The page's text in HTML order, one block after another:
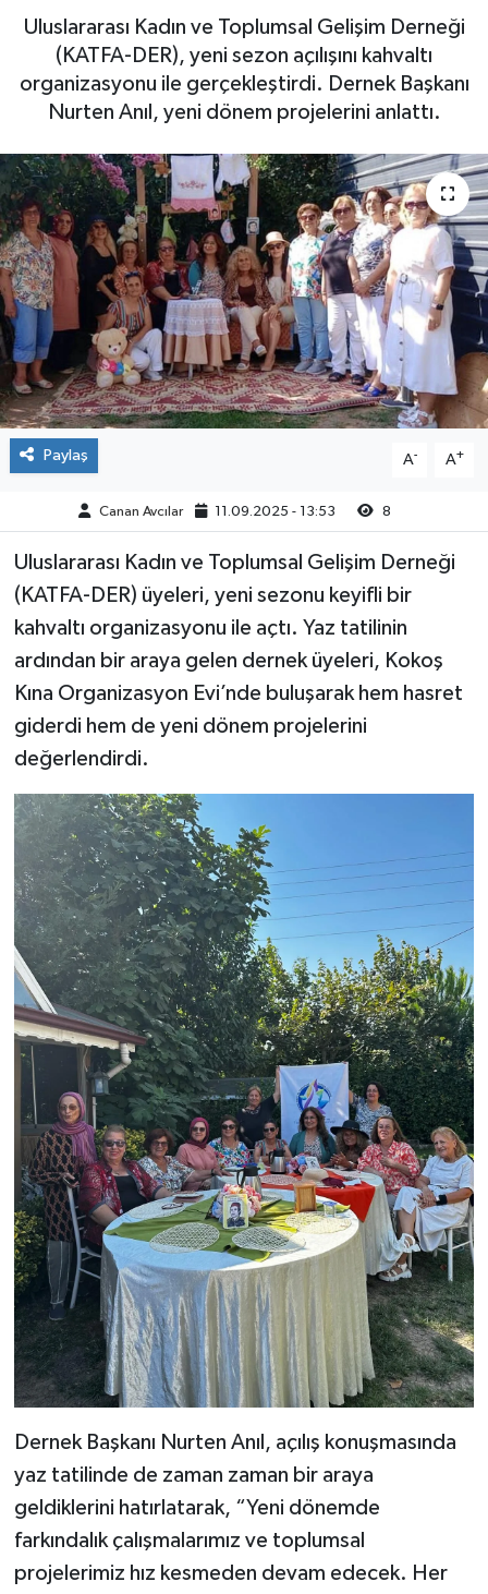
Uluslararası Kadın ve Toplumsal Gelişim Derneği
(KATFA-DER), yeni sezon açılışını kahvaltı
organizasyonu ile gerçekleştirdi. Dernek Başkanı
Nurten Anıl, yeni dönem projelerini anlattı.
Paylaş A- A+
Canan Avcılar 11.09.2025 - 13:53 8
Uluslararası Kadın ve Toplumsal Gelişim Derneği
(KATFA-DER) üyeleri, yeni sezonu keyifli bir
kahvaltı organizasyonu ile açtı. Yaz tatilinin
ardından bir araya gelen dernek üyeleri, Kokoş
Kına Organizasyon Evi’nde buluşarak hem hasret
giderdi hem de yeni dönem projelerini
değerlendirdi.
Dernek Başkanı Nurten Anıl, açılış konuşmasında
yaz tatilinde de zaman zaman bir araya
geldiklerini hatırlatarak, “Yeni dönemde
farkındalık çalışmalarımız ve toplumsal
projelerimiz hız kesmeden devam edecek. Her
Yaşam